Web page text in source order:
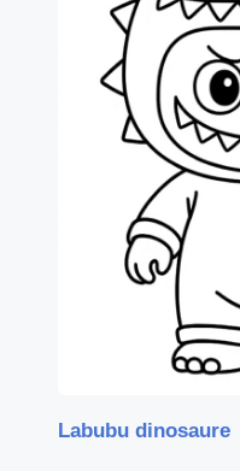
Labubu dinosaure